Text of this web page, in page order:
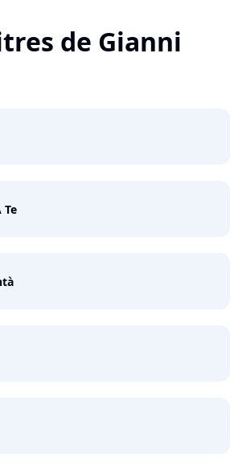
de Gianni